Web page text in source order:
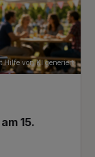
Hilfe von KI generiert
15.